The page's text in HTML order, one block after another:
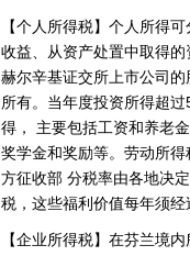
【个人所得税】个人所得
收益、从资产处置中取得的
赫尔辛基证交所上市公司
所有。当年度投资所得超过
得，
主要包括工资和养老
奖学金和奖励等。劳动所
方征收部 分税率由各地决
税，这些福利价值每年须
【企业所得税】在芬兰境